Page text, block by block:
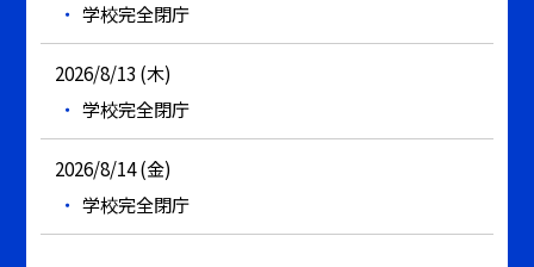
学校完全閉庁
2026/8/13 (木)
学校完全閉庁
2026/8/14 (金)
学校完全閉庁